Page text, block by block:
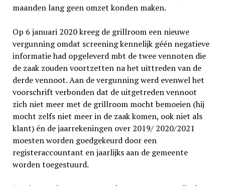
maanden lang geen omzet konden maken.
Op 6 januari 2020 kreeg de grillroom een nieuwe
vergunning omdat screening kennelijk géén negatieve
informatie had opgeleverd mbt de twee vennoten die
de zaak zouden voort­zetten na het uittreden van de
derde vennoot. Aan de vergunning werd evenwel het
voor­schrift verbonden dat de uitgetreden vennoot
zich niet meer met de grillroom mocht bemoei­en (hij
mocht zelfs niet meer in de zaak komen, ook niet als
klant) én de jaarrekeningen over 2019/ 2020/2021
moesten worden goedgekeurd door een
registeraccountant en jaarlijks aan de gemeente
worden toegestuurd.